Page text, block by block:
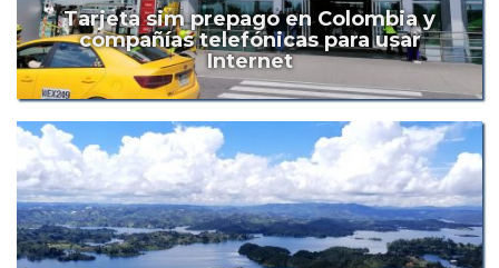
Tarjeta sim prepago en Colombia y
compañías telefónicas para usar
Internet